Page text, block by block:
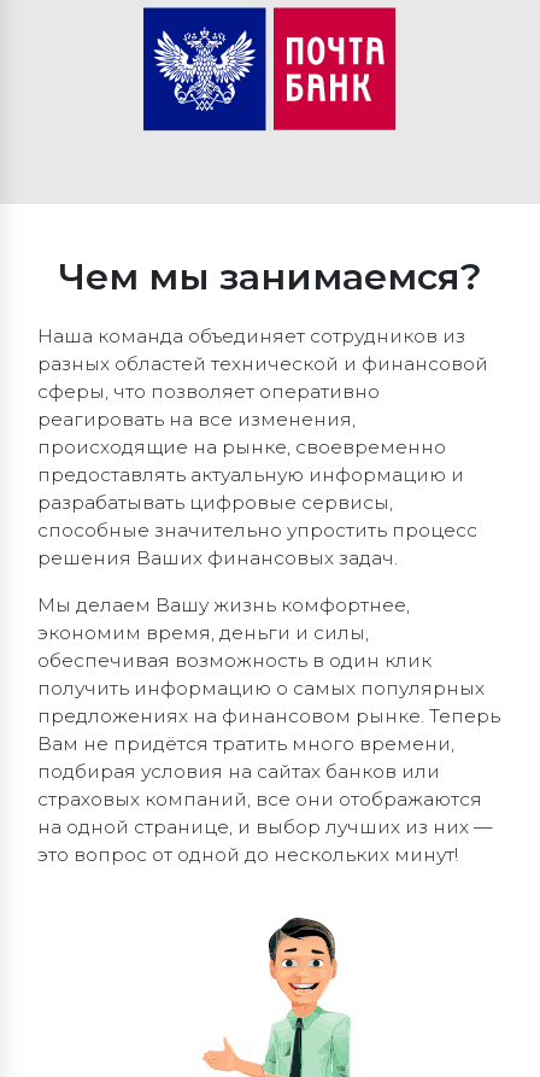
Чем мы занимаемся?
Наша команда объединяет сотрудников из
разных областей технической и финансовой
сферы, что позволяет оперативно
реагировать на все изменения,
происходящие на рынке, своевременно
предоставлять актуальную информацию и
разрабатывать цифровые сервисы,
способные значительно упростить процесс
решения Ваших финансовых задач.
Мы делаем Вашу жизнь комфортнее,
экономим время, деньги и силы,
обеспечивая возможность в один клик
получить информацию о самых популярных
предложениях на финансовом рынке. Теперь
Вам не придётся тратить много времени,
подбирая условия на сайтах банков или
страховых компаний, все они отображаются
на одной странице, и выбор лучших из них —
это вопрос от одной до нескольких минут!